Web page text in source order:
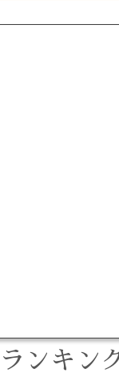
ンキン